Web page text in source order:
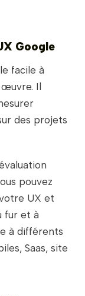
Google
facile à
Il
des projets
pouvez
UX et
fur et à
à différents
Saas, site